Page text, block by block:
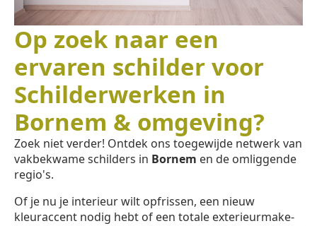
Op zoek naar een
ervaren schilder voor
Schilderwerken in
Bornem & omgeving?
Zoek niet verder! Ontdek ons toegewijde netwerk van
vakbekwame schilders in Bornem en de omliggende
regio's.
Of je nu je interieur wilt opfrissen, een nieuw
kleuraccent nodig hebt of een totale exterieurmake-